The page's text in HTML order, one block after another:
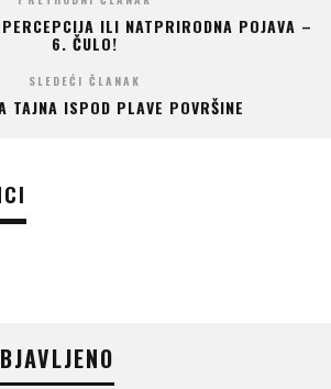
ILI NATPRIRODNA POJAVA –
6. ČULO!
SLEDEĆI ČLANAK
TAJNA ISPOD PLAVE POVRŠINE